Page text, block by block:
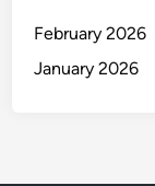
February 2026
January 2026